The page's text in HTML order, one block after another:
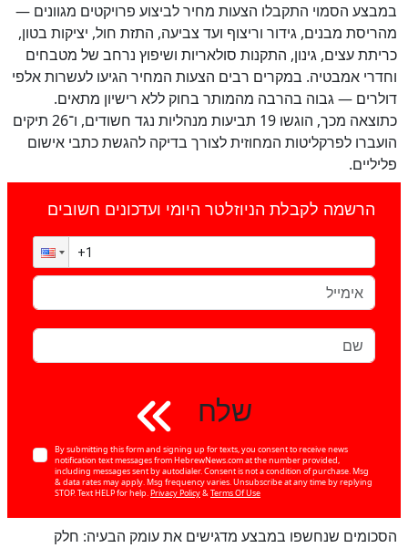
במבצע הסמוי התקבלו הצעות מחיר לביצוע פרויקטים מגוונים —
מהריסת מבנים, גידור וריצוף ועד צביעה, התזת חול, יציקות בטון,
כריתת עצים, גינון, התקנות סולאריות ושיפוץ נרחב של מטבחים
וחדרי אמבטיה. במקרים רבים הצעות המחיר הגיעו לעשרות אלפי
דולרים — גבוה בהרבה מהמותר בחוק ללא רישיון מתאים.
כתוצאה מכך, הוגשו 19 תביעות מנהליות נגד חשודים, ו־26 תיקים
הועברו לפרקליטות המחוזית לצורך בדיקה להגשת כתבי אישום
פליליים.
הרשמה לקבלת הניוזלטר היומי ועדכונים חשובים
שלח
By submitting this form and signing up for texts, you consent to receive news
notification text messages from HebrewNews.com at the number provided,
including messages sent by autodialer. Consent is not a condition of purchase. Msg
& data rates may apply. Msg frequency varies. Unsubscribe at any time by replying
STOP. Text HELP for help.Privacy Policy&Terms Of Use
הסכומים שנחשפו במבצע מדגישים את עומק הבעיה: חלק